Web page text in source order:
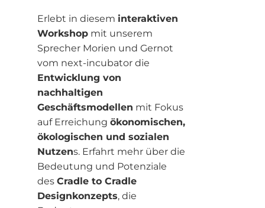
Erlebt in diesem interaktiven
Workshopmit unserem
Sprecher Morien und Gernot
vom next-incubator die
Entwicklung von
nachhaltigen
Geschäftsmodellen mit Fokus
auf Erreichung ökonomischen,
ökologischen und sozialen
Nutzens. Erfahrt mehr über die
Bedeutung und Potenziale
des Cradle to Cradle
Designkonzepts, die